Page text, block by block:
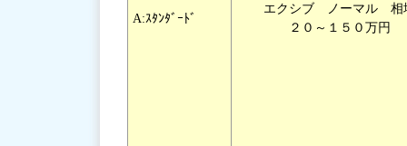
A:ｽﾀﾝﾀﾞｰﾄﾞ
エクシブ ノーマル 相
２０～１５０万円